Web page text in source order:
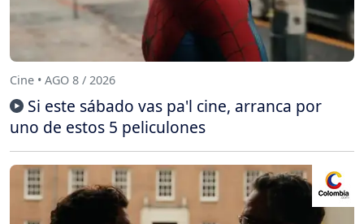
Cine • AGO 8 / 2026
Si este sábado vas pa'l cine, arranca por
uno de estos 5 peliculones